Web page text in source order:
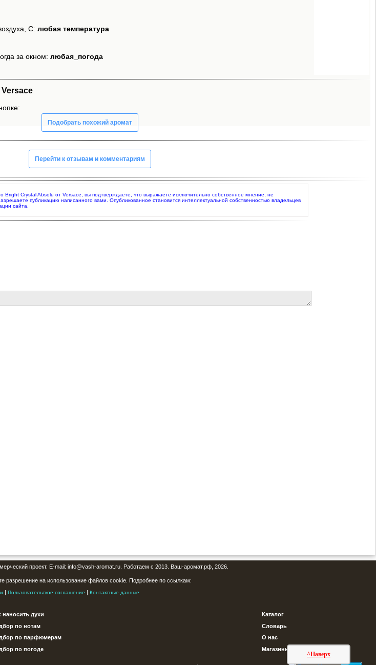
С: любая температура
за окном: любая_погода
Подобрать похожий аромат
Перейти к отзывам и комментариям
Bright Crystal Absolu от Versace, вы подтверждаете, что выражаете исключительно собственное мнение, не
публикацию написанного вами. Опубликованное становится интеллектуальной собственностью владельцев
сайта.
^Наверх
проект. E-mail: info@vash-aromat.ru. Работаем с 2013. Ваш-аромат.рф, 2026.
разрешение на использование файлов cookie. Подробнее по ссылкам:
| Пользовательское соглашение | Контактные данные
наносить духи
по нотам
по парфюмерам
по погоде
Каталог
Словарь
О нас
Магазины